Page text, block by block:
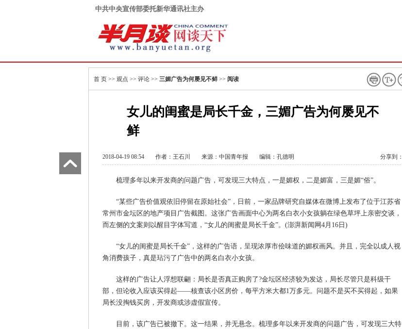
中共中央宣传部委托新华通讯社主办
首 页 >> 观点 >> 评论 >> 三媚广告为何屡见不鲜 >> 阅读
女儿的闺蜜是局长千金，三媚广告为何屡见不
鲜
2018-04-19 08:54 作者：王石川 来源： 中国青年报 编辑：孔德明 分享到：
梳理多年以来开发商的问题广告，可发现三大特点，一是媚权，二是媚富，三是媚“俗”。
“某些广告价值观依旧停留在原始社会”，日前，一家品牌研究自媒体在微博上发布了位于江苏省
常州市金坛区的地产项目广告截图。这张广告画面中心为两名白衣小女孩躺在绿色草坪上亲密交谈，
而左侧的文案则以醒目字体写道，“女儿的闺蜜是局长千金”。(澎湃新闻网4月16日)
“女儿的闺蜜是局长千金”，这样的广告语，呈现浓厚市侩味道的媚权画风。并且，完全以成人视
角消费孩子，真是玷污了广告中的两名白衣小女孩。
这样的广告让人浮想联翩：局长是否真正购房了?金坛区经济较为发达，局长尽管只是科级干
部，但论收入应该买得起——核查该小区房价，每平方米大都1万多元。问题不是买不买得起，如果
局长没掏钱买房，开发商或涉虚假宣传。
目前，该广告已被撤下。这一结果，并无悬念。梳理多年以来开发商的问题广告，可发现三大特